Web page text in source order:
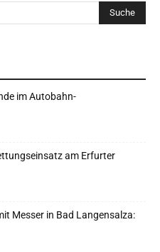
im Autobahn-
am Erfurter
Messer in Bad Langensalza: